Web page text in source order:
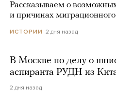
Рассказываем о
и причинах
ИСТОРИИ 2 дня назад
В Москве по делу о
аспиранта РУДН из
2 дня назад